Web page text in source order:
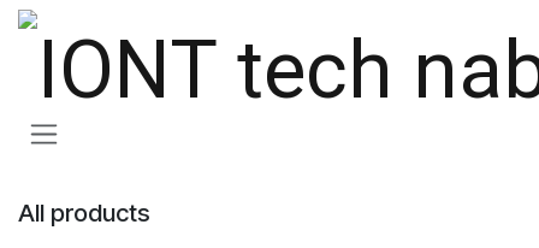
Přejít na obsah
All products